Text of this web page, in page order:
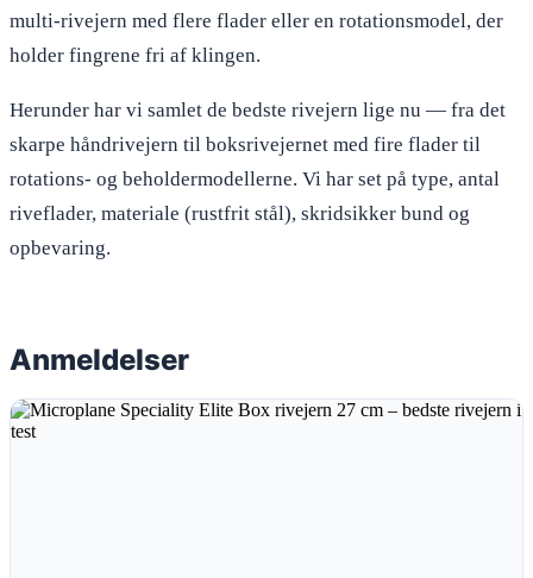
multi-rivejern med flere flader eller en rotationsmodel, der
holder fingrene fri af klingen.
Herunder har vi samlet de bedste rivejern lige nu — fra det
skarpe håndrivejern til boksrivejernet med fire flader til
rotations- og beholdermodellerne. Vi har set på type, antal
riveflader, materiale (rustfrit stål), skridsikker bund og
opbevaring.
Anmeldelser